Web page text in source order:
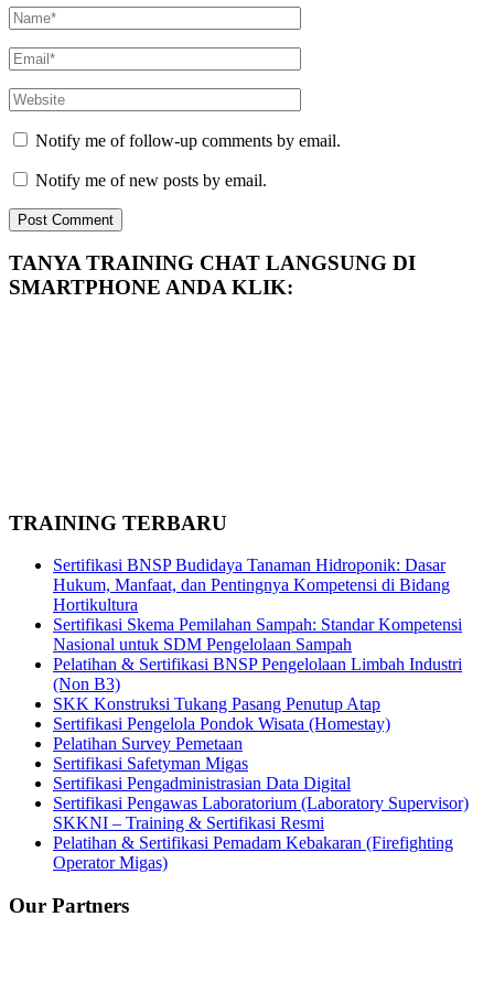
Notify me of follow-up comments by email.
Notify me of new posts by email.
TANYA TRAINING CHAT LANGSUNG DI
SMARTPHONE ANDA KLIK:
TRAINING TERBARU
Sertifikasi BNSP Budidaya Tanaman Hidroponik: Dasar
Hukum, Manfaat, dan Pentingnya Kompetensi di Bidang
Hortikultura
Sertifikasi Skema Pemilahan Sampah: Standar Kompetensi
Nasional untuk SDM Pengelolaan Sampah
Pelatihan & Sertifikasi BNSP Pengelolaan Limbah Industri
(Non B3)
SKK Konstruksi Tukang Pasang Penutup Atap
Sertifikasi Pengelola Pondok Wisata (Homestay)
Pelatihan Survey Pemetaan
Sertifikasi Safetyman Migas
Sertifikasi Pengadministrasian Data Digital
Sertifikasi Pengawas Laboratorium (Laboratory Supervisor)
SKKNI – Training & Sertifikasi Resmi
Pelatihan & Sertifikasi Pemadam Kebakaran (Firefighting
Operator Migas)
Our Partners